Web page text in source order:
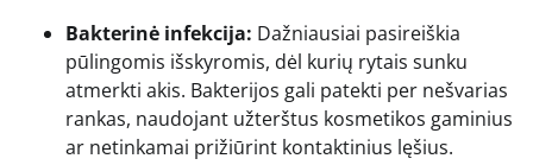
Bakterinė infekcija: Dažniausiai pasireiškia
pūlingomis išskyromis, dėl kurių rytais sunku
atmerkti akis. Bakterijos gali patekti per nešvarias
rankas, naudojant užterštus kosmetikos gaminius
ar netinkamai prižiūrint kontaktinius lęšius.